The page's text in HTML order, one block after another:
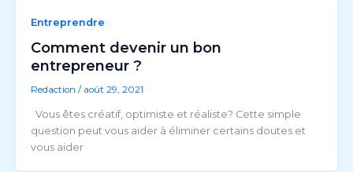
Entreprendre
Comment devenir un bon
entrepreneur ?
Redaction / août 29, 2021
Vous êtes créatif, optimiste et réaliste? Cette simple
question peut vous aider à éliminer certains doutes et
vous aider